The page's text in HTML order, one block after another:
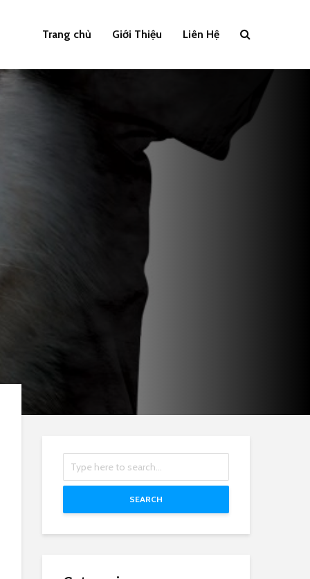
Trang chủ Giới Thiệu Liên Hệ
SEARCH